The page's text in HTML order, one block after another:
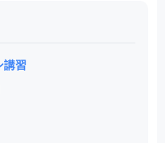
講習